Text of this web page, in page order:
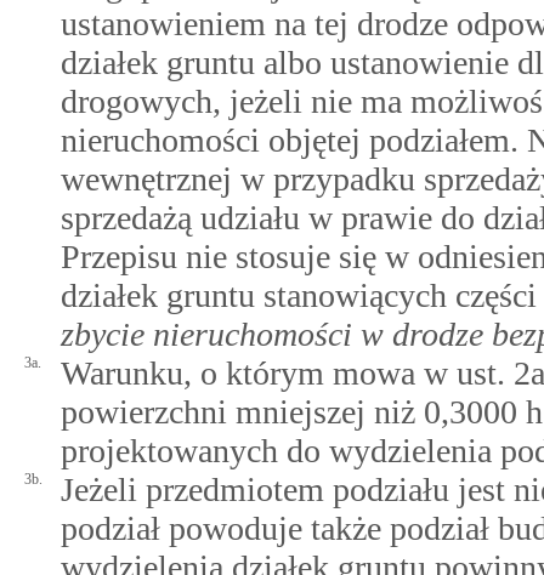
ustanowieniem na tej drodze
działek gruntu albo ustanowienie
drogowych, jeżeli nie ma
nieruchomości objętej podziałem.
wewnętrznej w przypadku
sprzedażą udziału w prawie do
Przepisu nie stosuje się w
działek gruntu stanowiących
zbycie nieruchomości w drodze
3a.
Warunku, o którym mowa w ust.
powierzchni mniejszej niż 0,3000
projektowanych do wydzielenia
3b.
Jeżeli przedmiotem podziału jest
podział powoduje także podział
wydzielenia działek gruntu